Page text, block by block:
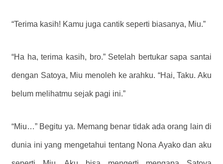
“Terima kasih! Kamu juga cantik seperti biasanya, Miu.”
“Ha ha, terima kasih, bro.” Setelah bertukar sapa santai
dengan Satoya, Miu menoleh ke arahku. “Hai, Taku. Aku
belum melihatmu sejak pagi ini.”
“Miu…” Begitu ya. Memang benar tidak ada orang lain di
dunia ini yang mengetahui tentang Nona Ayako dan aku